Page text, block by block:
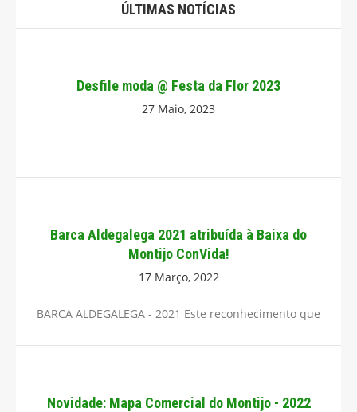
ÚLTIMAS NOTÍCIAS
Desfile moda @ Festa da Flor 2023
27 Maio, 2023
Barca Aldegalega 2021 atribuída à Baixa do
Montijo ConVida!
17 Março, 2022
BARCA ALDEGALEGA - 2021 Este reconhecimento que
Novidade: Mapa Comercial do Montijo - 2022